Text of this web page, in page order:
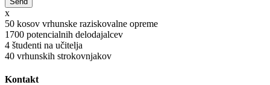
x
50 kosov vrhunske raziskovalne opreme
1700 potencialnih delodajalcev
4 študenti na učitelja
40 vrhunskih strokovnjakov
Kontakt